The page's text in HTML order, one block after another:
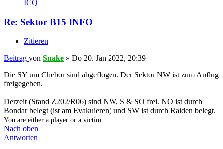
ICQ
Re: Sektor B15 INFO
Zitieren
Beitrag von Snake » Do 20. Jan 2022, 20:39
Die SY um Chebor sind abgeflogen. Der Sektor NW ist zum Anflug
freigegeben.
Derzeit (Stand Z202/R06) sind NW, S & SO frei. NO ist durch
Bondar belegt (ist am Evakuieren) und SW ist durch Raiden belegt.
You are either a player or a victim.
Nach oben
Antworten